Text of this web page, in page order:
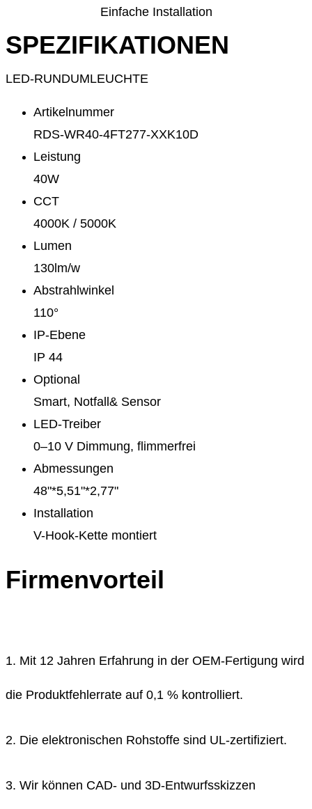
Einfache Installation
SPEZIFIKATIONEN
LED-RUNDUMLEUCHTE
Artikelnummer
RDS-WR40-4FT277-XXK10D
Leistung
40W
CCT
4000K / 5000K
Lumen
130lm/w
Abstrahlwinkel
110°
IP-Ebene
IP 44
Optional
Smart, Notfall& Sensor
LED-Treiber
0–10 V Dimmung, flimmerfrei
Abmessungen
48"*5,51"*2,77"
Installation
V-Hook-Kette montiert
Firmenvorteil
1. Mit 12 Jahren Erfahrung in der OEM-Fertigung wird
die Produktfehlerrate auf 0,1 % kontrolliert.
2. Die elektronischen Rohstoffe sind UL-zertifiziert.
3. Wir können CAD- und 3D-Entwurfsskizzen